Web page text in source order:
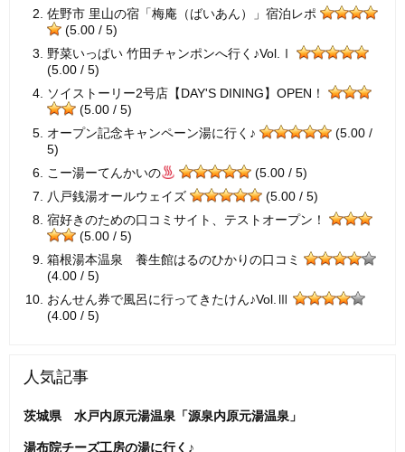
佐野市 里山の宿「梅庵（ばいあん）」宿泊レポ
(5.00 / 5)
野菜いっぱい 竹田チャンポンへ行く♪Vol.Ⅰ
(5.00 / 5)
ソイストーリー2号店【DAY'S DINING】OPEN！
(5.00 / 5)
オープン記念キャンペーン湯に行く♪
(5.00 /
5)
こー湯ーてんかいの
(5.00 / 5)
八戸銭湯オールウェイズ
(5.00 / 5)
宿好きのための口コミサイト、テストオープン！
(5.00 / 5)
箱根湯本温泉 養生館はるのひかりの口コミ
(4.00 / 5)
おんせん券で風呂に行ってきたけん♪Vol.Ⅲ
(4.00 / 5)
人気記事
茨城県 水戸内原元湯温泉「源泉内原元湯温泉」
湯布院チーズ工房の湯に行く♪